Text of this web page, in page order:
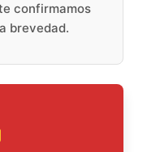
confirmamos
brevedad.